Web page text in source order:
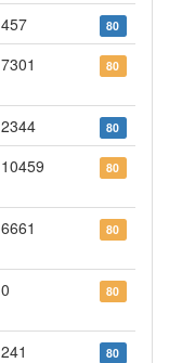
457 80
7301 80
2344 80
10459 80
6661 80
0 80
241 80